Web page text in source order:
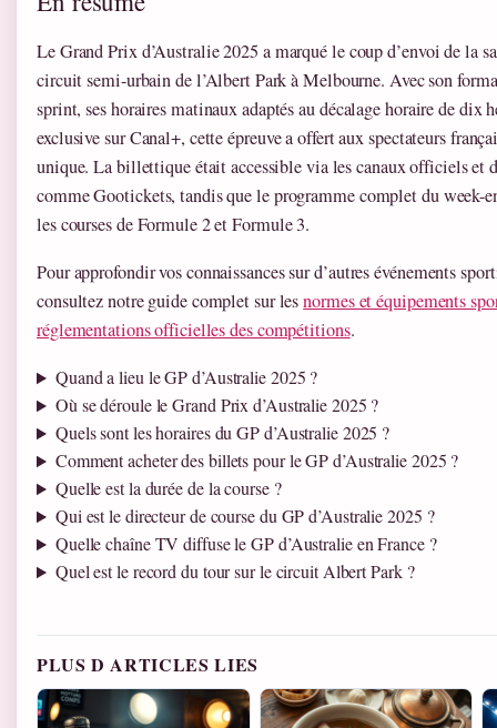
Le Grand Prix d’Australie 2025 a marqué le coup d’envoi de la
circuit semi-urbain de l’Albert Park à Melbourne. Avec son
sprint, ses horaires matinaux adaptés au décalage horaire de dix
exclusive sur Canal+, cette épreuve a offert aux spectateurs
unique. La billettique était accessible via les canaux officiels et
comme Gootickets, tandis que le programme complet du week-
les courses de Formule 2 et Formule 3.
Pour approfondir vos connaissances sur d’autres événements
consultez notre guide complet sur lesnormes et équipements
réglementations officielles des compétitions.
Quand a lieu le GP d’Australie 2025 ?
Où se déroule le Grand Prix d’Australie 2025 ?
Quels sont les horaires du GP d’Australie 2025 ?
Comment acheter des billets pour le GP d’Australie 2025 ?
Quelle est la durée de la course ?
Qui est le directeur de course du GP d’Australie 2025 ?
Quelle chaîne TV diffuse le GP d’Australie en France ?
Quel est le record du tour sur le circuit Albert Park ?
PLUS D ARTICLES LIES